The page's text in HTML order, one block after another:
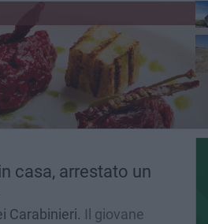
casa, arrestato un
Carabinieri. Il giovane